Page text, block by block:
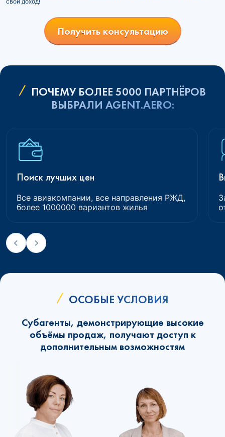
Получить консультацию
ПОЧЕМУ БОЛЕЕ 5000 ПАРТНЁРОВ
ВЫБРАЛИ AGENT.AERO:
Поиск лучших цен
Все авиакомпании, все направления РЖД,
более 1000000 вариантов жилья
ОСОБЫЕ УСЛОВИЯ
Субагенты, демонстрирующие высокие
объёмы продаж, получают доступ к
дополнительным возможностям